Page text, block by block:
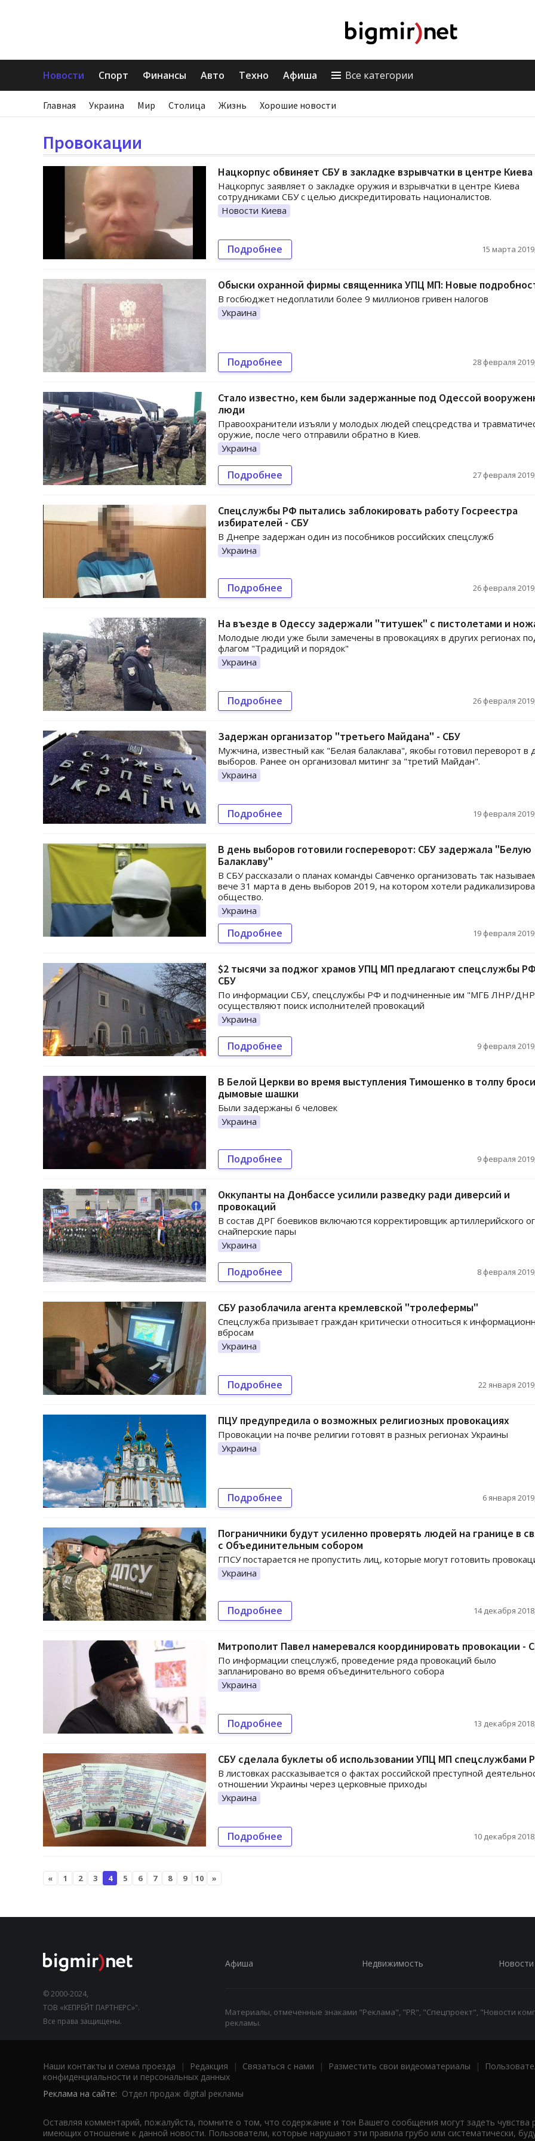
Новости Спорт Финансы Авто Техно Афиша Все категории
Главная Украина Мир Столица Жизнь Хорошие новости
Провокации
Нацкорпус обвиняет СБУ в закладке взрывчатки в центре Киева
Нацкорпус заявляет о закладке оружия и взрывчатки в центре Киева
сотрудниками СБУ с целью дискредитировать националистов.
Новости Киева
Подробнее 15 марта
Обыски охранной фирмы священника УПЦ МП: Новые
В госбюджет недоплатили более 9 миллионов гривен налогов
Украина
Подробнее 28 февраля
Стало известно, кем были задержанные под Одессой
люди
Правоохранители изъяли у молодых людей спецсредства и
оружие, после чего отправили обратно в Киев.
Украина
Подробнее 27 февраля
Спецслужбы РФ пытались заблокировать работу Госреестра
избирателей - СБУ
В Днепре задержан один из пособников российских спецслужб
Украина
Подробнее 26 февраля
На въезде в Одессу задержали "титушек" с пистолетами и
Молодые люди уже были замечены в провокациях в других регионах
флагом "Традиций и порядок"
Украина
Подробнее 26 февраля
Задержан организатор "третьего Майдана" - СБУ
Мужчина, известный как "Белая балаклава", якобы готовил переворот в
выборов. Ранее он организовал митинг за "третий Майдан".
Украина
Подробнее 19 февраля
В день выборов готовили госпереворот: СБУ задержала "Белую
Балаклаву"
В СБУ рассказали о планах команды Савченко организовать так
вече 31 марта в день выборов 2019, на котором хотели
общество.
Украина
Подробнее 19 февраля
$2 тысячи за поджог храмов УПЦ МП предлагают спецслужбы
СБУ
По информации СБУ, спецслужбы РФ и подчиненные им "МГБ ЛНР/
осуществляют поиск исполнителей провокаций
Украина
Подробнее 9 февраля
В Белой Церкви во время выступления Тимошенко в толпу
дымовые шашки
Были задержаны 6 человек
Украина
Подробнее 9 февраля
Оккупанты на Донбассе усилили разведку ради диверсий и
провокаций
В состав ДРГ боевиков включаются корректировщик артиллерийского
снайперские пары
Украина
Подробнее 8 февраля
СБУ разоблачила агента кремлевской "тролефермы"
Спецслужба призывает граждан критически относиться к
вбросам
Украина
Подробнее 22 января
ПЦУ предупредила о возможных религиозных провокациях
Провокации на почве религии готовят в разных регионах Украины
Украина
Подробнее 6 января
Пограничники будут усиленно проверять людей на границе в
с Объединительным собором
ГПСУ постарается не пропустить лиц, которые могут готовить
Украина
Подробнее 14 декабря
Митрополит Павел намеревался координировать провокации -
По информации спецслужб, проведение ряда провокаций было
запланировано во время объединительного собора
Украина
Подробнее 13 декабря
СБУ сделала буклеты об использовании УПЦ МП спецслужбами
В листовках рассказывается о фактах российской преступной
отношении Украины через церковные приходы
Украина
Подробнее 10 декабря
« 1 2 3 4 5 6 7 8 9 10 »
© 2000-2024,
ТОВ «КЕПРЕЙТ ПАРТНЕРС»".
Все права защищены.
Афиша Недвижимость Новости
Материалы, отмеченные знаками "Реклама", "PR", "Спецпроект", "Новости
рекламы.
Наши контакты и схема проезда | Редакция | Связаться с нами | Разместить свои видеоматериалы |
конфиденциальности и персональных данных
Реклама на сайте: Отдел продаж digital рекламы
Оставляя комментарий, пожалуйста, помните о том, что содержание и тон Вашего сообщения могут задеть чувства
имеющих отношение к данной новости. Пользователи, которые нарушают эти правила грубо или систематически,